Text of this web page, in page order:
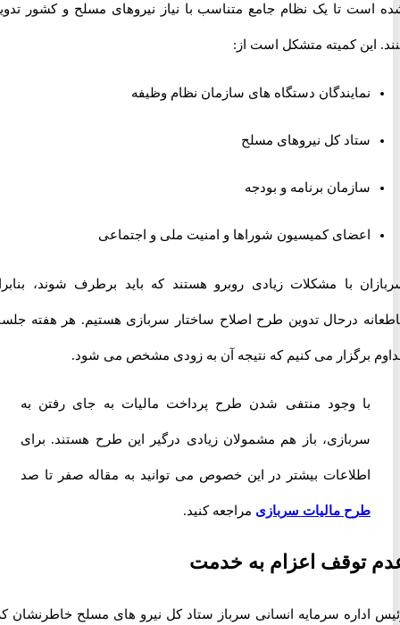
تا یک نظام جامع متناسب با نیاز نیروهای مسلح و کشور تدوین
این کمیته متشکل است از:
نمایندگان دستگاه های سازمان نظام وظیفه
ستاد کل نیروهای مسلح
سازمان برنامه و بودجه
اعضای کمیسیون شوراها و امنیت ملی و اجتماعی
با مشکلات زیادی روبرو هستند که باید برطرف شوند، بنابراین
درحال تدوین طرح اصلاح ساختار سربازی هستیم. هر هفته جلسات
برگزار می کنیم که نتیجه آن به زودی مشخص می شود.
با وجود منتفی شدن طرح پرداخت مالیات به جای رفتن به
سربازی، باز هم مشمولان زیادی درگیر این طرح هستند. برای
اطلاعات بیشتر در این خصوص می توانید به مقاله صفر تا صد
طرح مالیات سربازیمراجعه کنید.
توقف اعزام به خدمت
سرمایه انسانی سرباز ستاد کل نیرو های مسلح خاطرنشان کرد: